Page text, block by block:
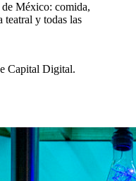
México: comida,
teatral y todas las
Capital Digital.